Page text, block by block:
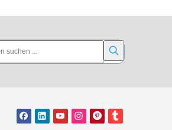
Reflective Safety Vest Elastic Pocket Night